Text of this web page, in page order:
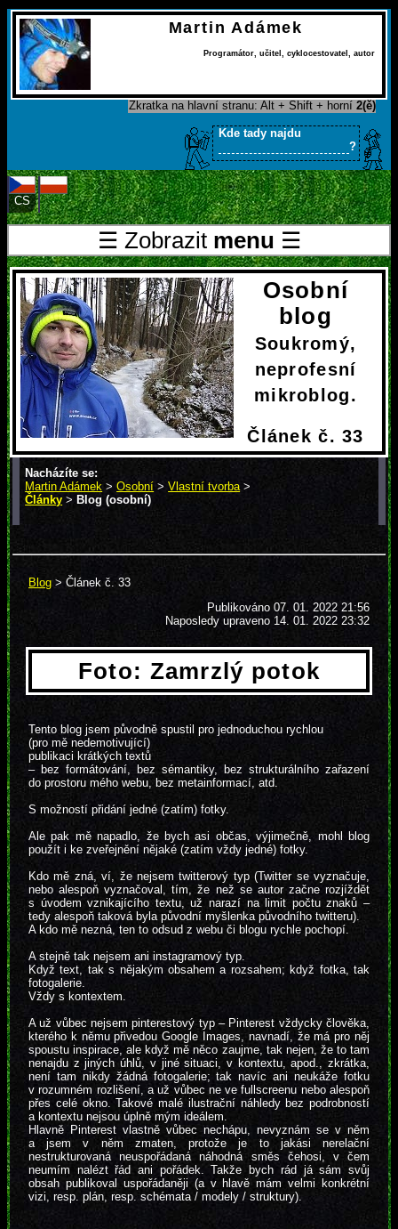
Martin Adámek
Programátor, učitel cyklocestovatel autor
Zkratka na hlavní stranu: Alt + Shift + horní 2(ě)
Kde tady najdu
?
CS PL
☰ Zobrazit menu ☰
Osobní
blog
Soukromý,
neprofesní
mikroblog.
Článek č. 33
Nacházíte se:
Martin Adámek >Osobní >Vlastní tvorba >
Články >Blog (osobní)
Blog > Článek č. 33
Publikováno07. 01. 2022 21:56
Naposledy upraveno 14. 01. 2022 23:32
Foto: Zamrzlý potok
Tento blog jsem původně spustil pro jednoduchou rychlou
(pro mě nedemotivující)
publikaci krátkých textů
– bez formátování, bez sémantiky, bez strukturálního zařazení
do prostoru mého webu, bez metainformací, atd.
S možností přidání jedné (zatím) fotky.
Ale pak mě napadlo, že bych asi občas, výjimečně, mohl blog
použít i ke zveřejnění nějaké (zatím vždy jedné) fotky.
Kdo mě zná, ví, že nejsem twitterový typ (Twitter se vyznačuje,
nebo alespoň vyznačoval, tím, že než se autor začne rozjíždět
s úvodem vznikajícího textu, už narazí na limit počtu znaků –
tedy alespoň taková byla původní myšlenka původního twitteru).
A kdo mě nezná, ten to odsud z webu či blogu rychle pochopí.
A stejně tak nejsem ani instagramový typ.
Když text, tak s nějakým obsahem a rozsahem; když fotka, tak
fotogalerie.
Vždy s kontextem.
A už vůbec nejsem pinterestový typ – Pinterest vždycky člověka,
kterého k němu přivedou Google Images, navnadí, že má pro něj
spoustu inspirace, ale když mě něco zaujme, tak nejen, že to tam
nenajdu z jiných úhlů, v jiné situaci, v kontextu, apod., zkrátka,
není tam nikdy žádná fotogalerie; tak navíc ani neukáže fotku
v rozumném rozlišení, a už vůbec ne ve fullscreenu nebo alespoň
přes celé okno. Takové malé ilustrační náhledy bez podrobností
a kontextu nejsou úplně mým ideálem.
Hlavně Pinterest vlastně vůbec nechápu, nevyznám se v něm
a jsem v něm zmaten, protože je to jakási nerelační
nestrukturovaná neuspořádaná náhodná směs čehosi, v čem
neumím nalézt řád ani pořádek. Takže bych rád já sám svůj
obsah publikoval uspořádaněji (a v hlavě mám velmi konkrétní
vizi, resp. plán, resp. schémata / modely / struktury).